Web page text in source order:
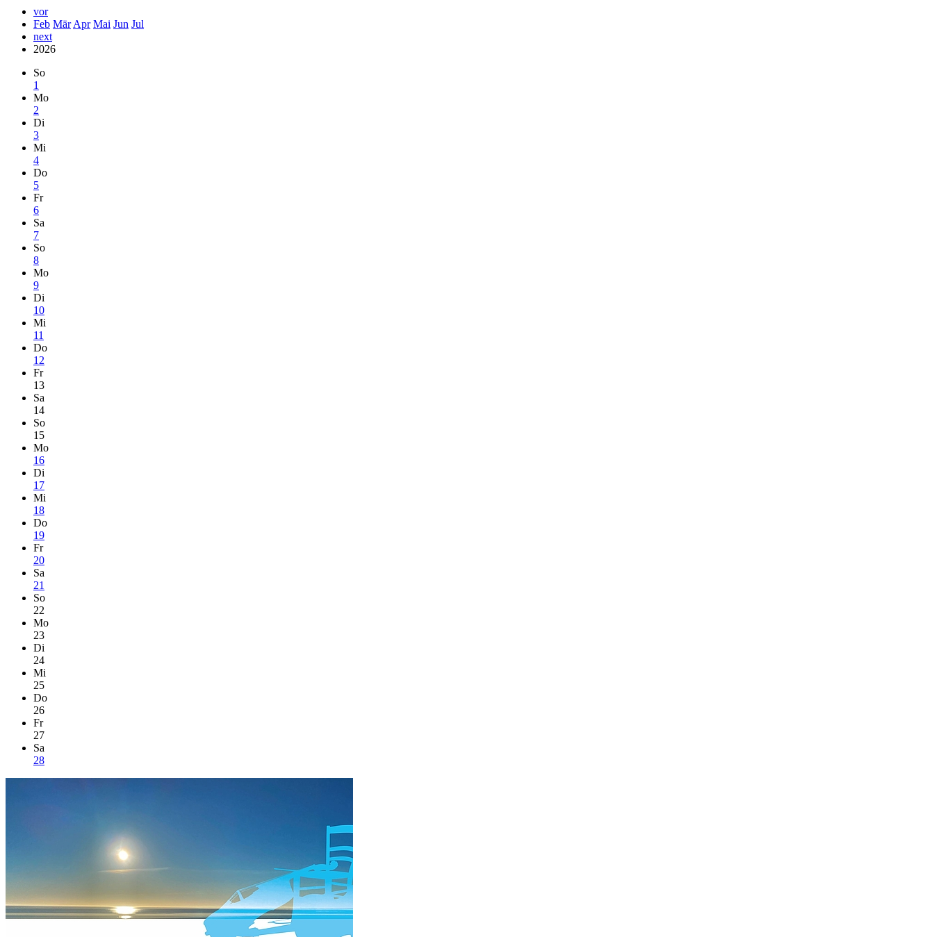
vor
Feb Mär Apr Mai Jun Jul
next
2026
So
1
Mo
2
Di
3
Mi
4
Do
5
Fr
6
Sa
7
So
8
Mo
9
Di
10
Mi
11
Do
12
Fr
13
Sa
14
So
15
Mo
16
Di
17
Mi
18
Do
19
Fr
20
Sa
21
So
22
Mo
23
Di
24
Mi
25
Do
26
Fr
27
Sa
28